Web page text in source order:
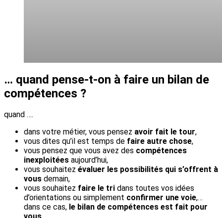
… quand pense-t-on à faire un bilan de
compétences ?
quand ….
dans votre métier, vous pensez avoir fait le tour,
vous dites qu’il est temps de faire autre chose,
vous pensez que vous avez des compétences
inexploitées aujourd’hui,
vous souhaitez évaluer les possibilités qui s’offrent à
vous demain,
vous souhaitez faire le tri dans toutes vos idées
d’orientations ou simplement confirmer une voie,…
dans ce cas, le bilan de compétences est fait pour